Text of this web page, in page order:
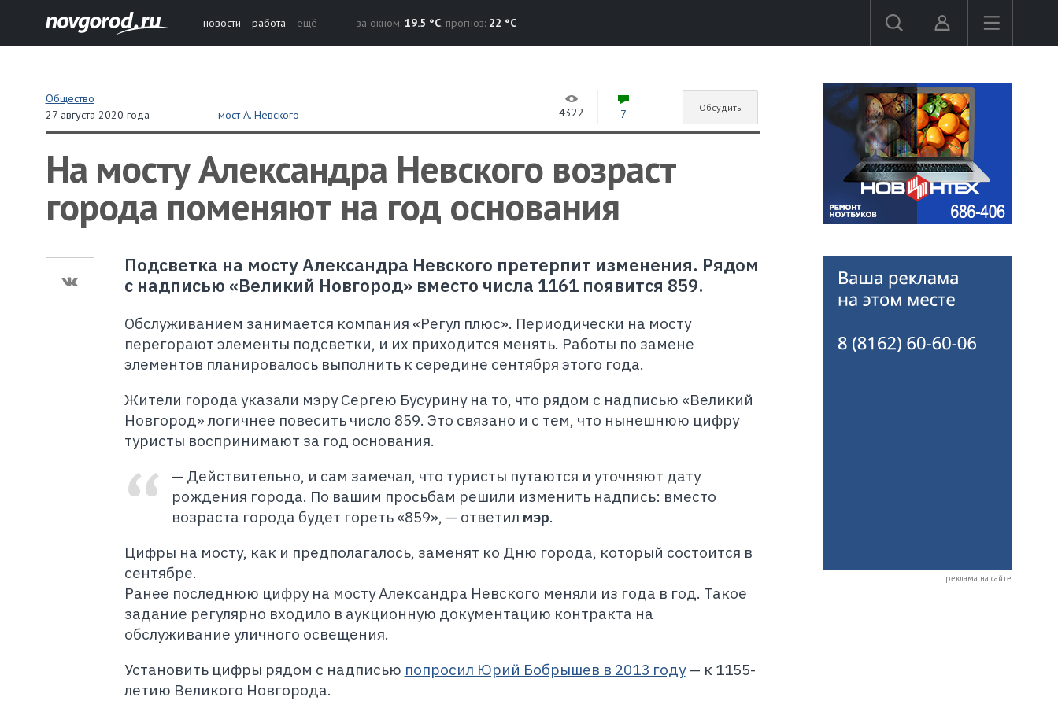
новости работа ещё за окном: 19.5 °C, прогноз: 22 °C
Общество
27 августа 2020 года
мост А. Невского 4322 7 Обсудить
На мосту Александра Невского возраст
города поменяют на год основания
Подсветка на мосту Александра Невского претерпит изменения. Рядом
с надписью «Великий Новгород» вместо числа 1161 появится 859.
Обслуживанием занимается компания «Регул плюс». Периодически на мосту
перегорают элементы подсветки, и их приходится менять. Работы по замене
элементов планировалось выполнить к середине сентября этого года.
Жители города указали мэру Сергею Бусурину на то, что рядом с надписью «Великий
Новгород» логичнее повесить число 859. Это связано и с тем, что нынешнюю цифру
туристы воспринимают за год основания.
— Действительно, и сам замечал, что туристы путаются и уточняют дату
рождения города. По вашим просьбам решили изменить надпись: вместо
возраста города будет гореть «859», — ответил мэр.
Цифры на мосту, как и предполагалось, заменят ко Дню города, который состоится в
сентябре.
Ранее последнюю цифру на мосту Александра Невского меняли из года в год. Такое
задание регулярно входило в аукционную документацию контракта на
обслуживание уличного освещения.
Установить цифры рядом с надписью попросил Юрий Бобрышев в 2013 году— к 1155-
летию Великого Новгорода.
реклама на сайте